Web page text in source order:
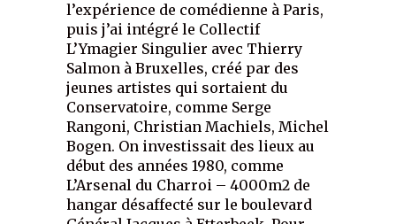
l’expérience de comédienne à Paris,
puis j’ai intégré le Collectif
L’Ymagier Singulier avec Thierry
Salmon à Bruxelles, créé par des
jeunes artistes qui sortaient du
Conservatoire, comme Serge
Rangoni, Christian Machiels, Michel
Bogen. On investissait des lieux au
début des années 1980, comme
L’Arsenal du Charroi – 4000m2 de
hangar désaffecté sur le boulevard